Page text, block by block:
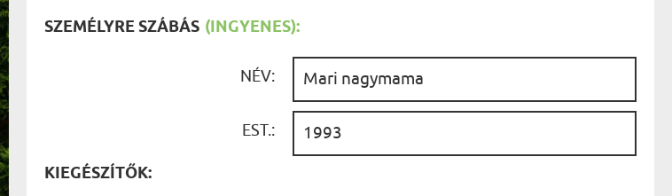
BICIKLISTÁNAK
IDŐSEBBNEK
SPORTOLÓNAK
TŰZOLTÓNAK
HORGÁSZNAK
VICCELŐDŐNEK
SZEMÉLYRE SZÁBÁS (INGYENES):
NÉV:
EST.:
KIEGÉSZÍTŐK: